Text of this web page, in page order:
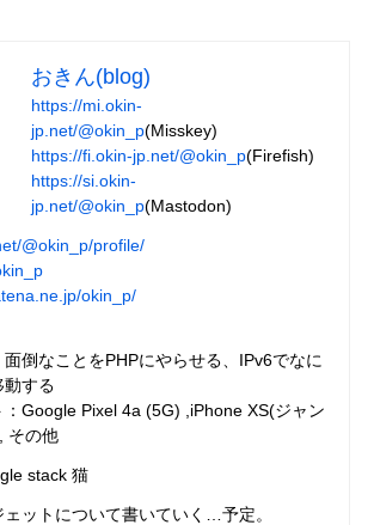
おきん(blog)
https://mi.okin-
jp.net/@okin_p(Misskey)
https://fi.okin-jp.net/@okin_p(Firefish)
https://si.okin-
jp.net/@okin_p(Mastodon)
@okin_p/profile/
okin_p/
倒なことをPHPにやらせる、IPv6でなに
動する
：Google Pixel 4a (5G) ,iPhone XS(ジャン
その他
stack 猫
ットについて書いていく…予定。